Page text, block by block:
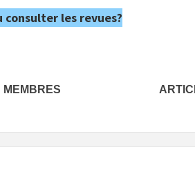
les revues?
MEMBRES